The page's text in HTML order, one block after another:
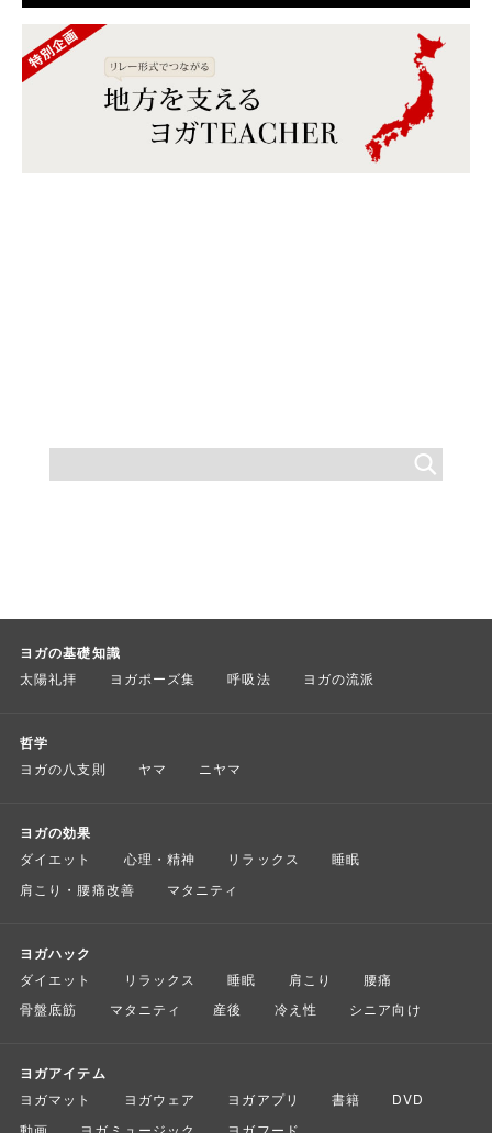
ヨガの基礎知識
太陽礼拝 ヨガポーズ集 呼吸法 ヨガの流派
哲学
ヨガの八支則 ヤマ ニヤマ
ヨガの効果
ダイエット 心理・精神 リラックス
睡眠
肩こり・腰痛改善
マタニティ
ヨガハック
ダイエット リラックス 睡眠 肩こり
腰痛
骨盤底筋
マタニティ 産後 冷え性 シニア向け
ヨガアイテム
ヨガマット ヨガウェア ヨガアプリ 書籍
DVD
動画
ヨガミュージック ヨガフード